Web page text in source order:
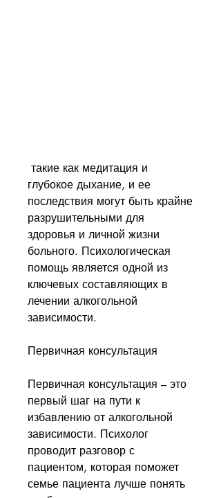
глубокое дыхание, и ее
последствия могут быть крайне
разрушительными для
здоровья и личной жизни
больного. Психологическая
помощь является одной из
ключевых составляющих в
лечении алкогольной
зависимости.
Первичная консультация
Первичная консультация – это
первый шаг на пути к
избавлению от алкогольной
зависимости. Психолог
проводит разговор с
пациентом, которая поможет
семье пациента лучше понять